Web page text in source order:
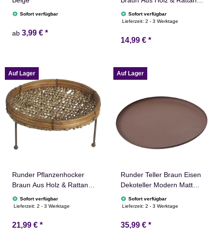
Sofort verfügbar
ab 3,99 € *
12cm Pflanzenständer
Pflanzhocker Hocker
Sofort verfügbar
Lieferzeit:2 - 3 Werktage
14,99 € *
Auf Lager
Runder Pflanzenhocker
Braun Aus Holz & Rattan
14cm Pflanzenständer
Pflanzhocker Hocker
Sofort verfügbar
Lieferzeit:2 - 3 Werktage
21,99 € *
Auf Lager
Runder Teller Braun Eisen
Dekoteller Modern Matt
Minimalistisch
Sofort verfügbar
Lieferzeit:2 - 3 Werktage
35,99 € *